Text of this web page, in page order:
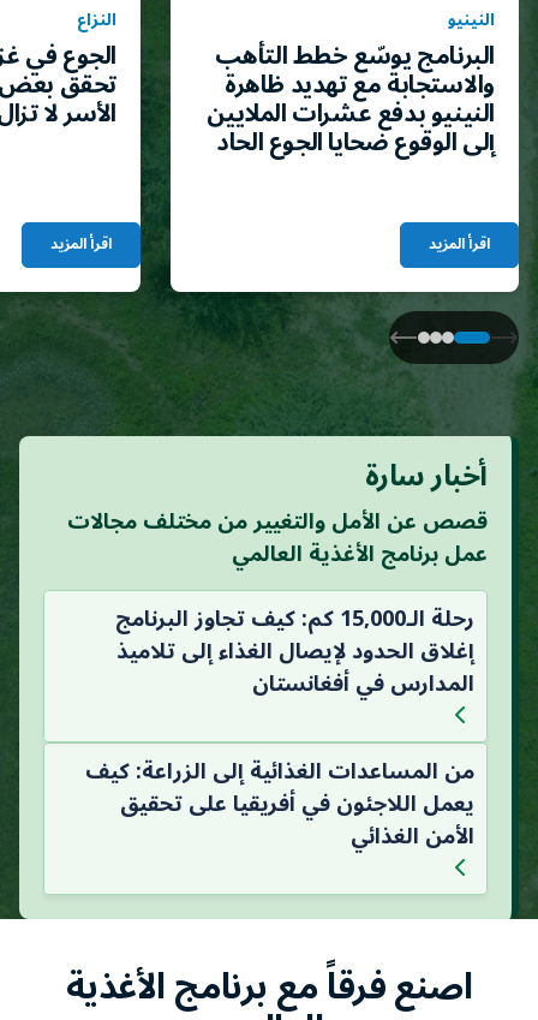
النينيو
البرنامج يوسّع خطط التأهب
والاستجابة مع تهديد ظاهرة
النينيو بدفع عشرات الملايين
إلى الوقوع ضحايا الجوع الحاد
اقرأ المزيد
النزاع
الجوع في
تحقق بعض
الأسر لا
اقرأ المزيد
أخبار سارة
قصص عن الأمل والتغيير من مختلف مجالات
عمل برنامج الأغذية العالمي
رحلة الـ15,000 كم: كيف تجاوز البرنامج
إغلاق الحدود لإيصال الغذاء إلى تلاميذ
المدارس في أفغانستان
من المساعدات الغذائية إلى الزراعة: كيف
يعمل اللاجئون في أفريقيا على تحقيق
الأمن الغذائي
اصنع فرقاً مع برنامج الأغذية